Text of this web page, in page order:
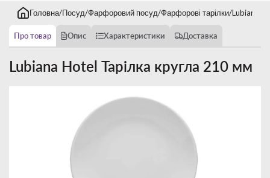
Головна Посуд Фарфоровий посуд Фарфорові тарілки Lubiana
Про товар Опис Характеристики Доставка
Lubiana Hotel Тарілка кругла 210 мм